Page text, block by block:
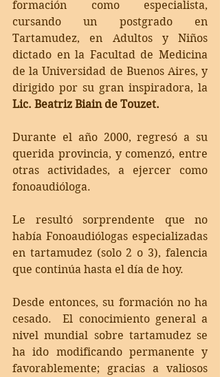
formación como especialista,
cursando un postgrado en
Tartamudez, en Adultos y Niños
dictado en la Facultad de Medicina
de la Universidad de Buenos Aires, y
Lic. Beatriz Biain de Touzet.
Durante el año 2000, regresó a su
querida provincia, y comenzó, entre
otras actividades, a ejercer como
fonoaudióloga.
Le resultó sorprendente que no
había Fonoaudiólogas especializadas
en tartamudez (solo 2 o 3), falencia
que continúa hasta el día de hoy.
Desde entonces, su formación no ha
cesado.  El conocimiento general a
nivel mundial sobre tartamudez se
ha ido modificando permanente y
favorablemente; gracias a valiosos